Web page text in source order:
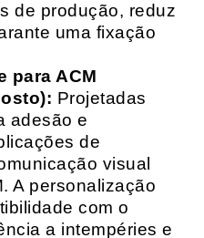
de produção, reduz
uma fixação
para ACM
Projetadas
adesão e
de
visual
A personalização
com o
a intempéries e